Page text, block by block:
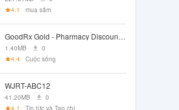
4.1
mua sắm
GoodRx Gold - Pharmacy Discount Card
1.40MB
0
4.4
Cuộc sống
WJRT-ABC12
41.20MB
0
4.1
Tin tức và Tạp chí